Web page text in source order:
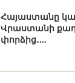
Հայաստանը
Վրաստանի
փորձից․...